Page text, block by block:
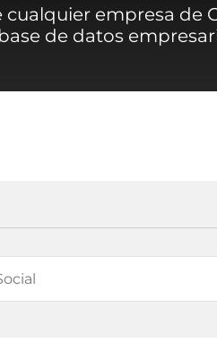
cualquier empresa de
de datos